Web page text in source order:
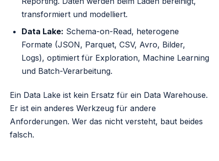
transformiert und modelliert.
Data Lake: Schema-on-Read, heterogene
Formate (JSON, Parquet, CSV, Avro, Bilder,
Logs), optimiert für Exploration, Machine Learning
und Batch-Verarbeitung.
Ein Data Lake ist kein Ersatz für ein Data Warehouse.
Er ist ein anderes Werkzeug für andere
Anforderungen. Wer das nicht versteht, baut beides
falsch.